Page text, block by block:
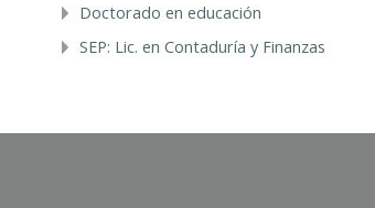
Doctorado en educación
SEP: Lic. en Contaduría y Finanzas